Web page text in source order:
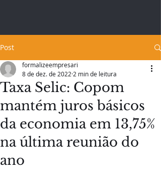
Post
Taxa Selic: Copom
mantém juros básicos
da economia em 13,75%
na última reunião do
ano
formalizeempresari
8 de dez. de 2022 2 min de leitura